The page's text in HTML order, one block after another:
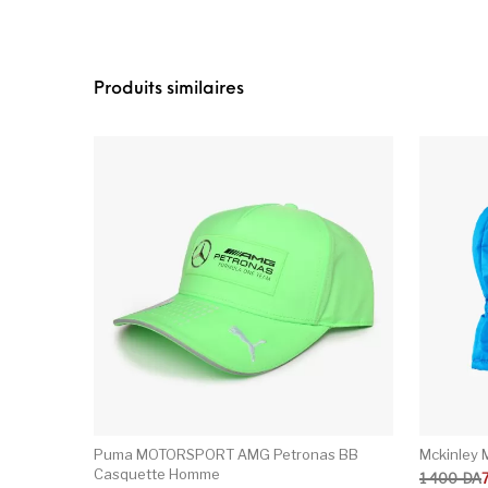
Produits similaires
Puma MOTORSPORT AMG Petronas BB
Casquette Homme
Mckinley
1 400 DA
Le prix
Le prix